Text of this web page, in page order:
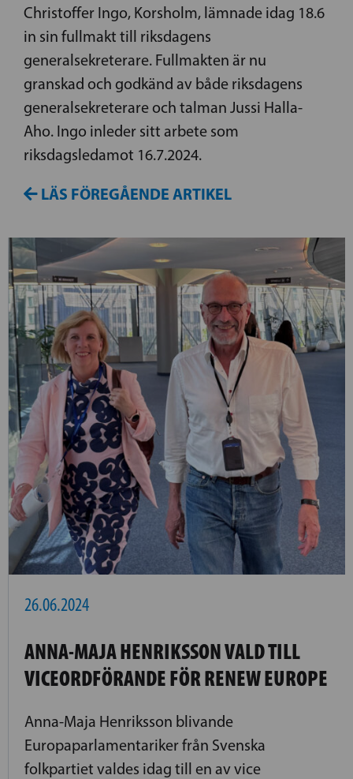
Christoffer Ingo, Korsholm, lämnade idag 18.6
in sin fullmakt till riksdagens
generalsekreterare. Fullmakten är nu
granskad och godkänd av både riksdagens
generalsekreterare och talman Jussi Halla-
Aho. Ingo inleder sitt arbete som
riksdagsledamot 16.7.2024.
LÄS FÖREGÅENDE ARTIKEL
26.06.2024
ANNA-MAJA HENRIKSSON VALD TILL
VICEORDFÖRANDE FÖR RENEW EUROPE
Anna-Maja Henriksson blivande
Europaparlamentariker från Svenska
folkpartiet valdes idag till en av vice